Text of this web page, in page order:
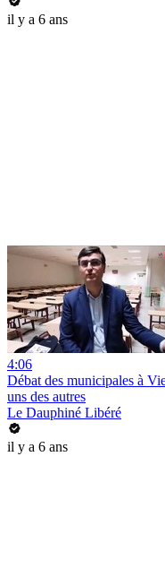
il y a 6 ans
4:06
Débat des municipales à
uns des autres
Le Dauphiné Libéré
il y a 6 ans